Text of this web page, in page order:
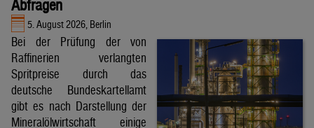
Abfragen
5. August 2026, Berlin
Bei der Prüfung der von
Raffinerien verlangten
Spritpreise durch das
deutsche Bundeskartellamt
gibt es nach Darstellung der
Mineralölwirtschaft einige